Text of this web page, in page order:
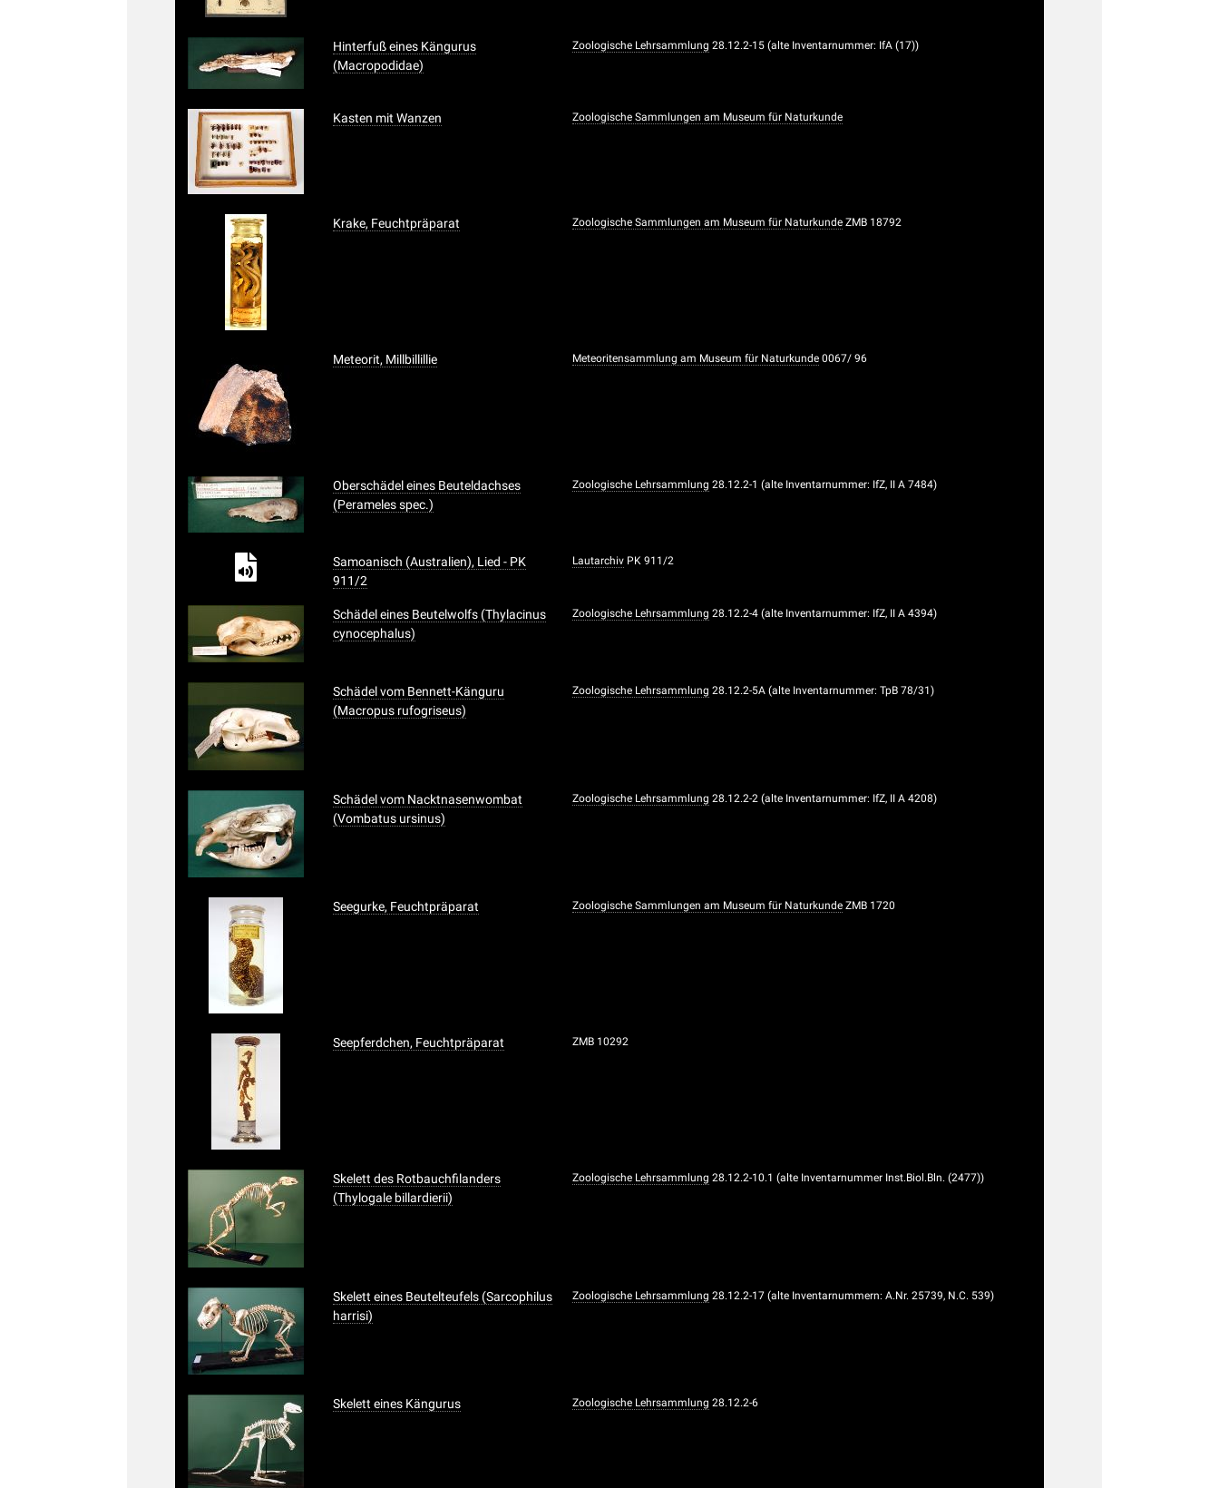
Hinterfuß eines Kängurus
(Macropodidae)
Zoologische Lehrsammlung 28.12.2-15 (alte Inventarnummer: IfA (17))
Kasten mit Wanzen Zoologische Sammlungen am Museum für Naturkunde
Krake, Feuchtpräparat Zoologische Sammlungen am Museum für Naturkunde ZMB 18792
Meteorit, Millbillillie Meteoritensammlung am Museum für Naturkunde 0067/ 96
Oberschädel eines Beuteldachses
(Perameles spec.)
Zoologische Lehrsammlung 28.12.2-1 (alte Inventarnummer: IfZ, II A 7484)
Samoanisch (Australien), Lied - PK
911/2
Lautarchiv PK 911/2
Schädel eines Beutelwolfs (Thylacinus
cynocephalus)
Zoologische Lehrsammlung 28.12.2-4 (alte Inventarnummer: IfZ, II A 4394)
Schädel vom Bennett-Känguru
(Macropus rufogriseus)
Zoologische Lehrsammlung 28.12.2-5A (alte Inventarnummer: TpB 78/31)
Schädel vom Nacktnasenwombat
(Vombatus ursinus)
Zoologische Lehrsammlung 28.12.2-2 (alte Inventarnummer: IfZ, II A 4208)
Seegurke, Feuchtpräparat Zoologische Sammlungen am Museum für Naturkunde ZMB 1720
Seepferdchen, Feuchtpräparat ZMB 10292
Skelett des Rotbauchfilanders
(Thylogale billardierii)
Zoologische Lehrsammlung 28.12.2-10.1 (alte Inventarnummer Inst.Biol.Bln. (2477))
Skelett eines Beutelteufels (Sarcophilus
harrisi)
Zoologische Lehrsammlung 28.12.2-17 (alte Inventarnummern: A.Nr. 25739, N.C. 539)
Skelett eines Kängurus Zoologische Lehrsammlung 28.12.2-6